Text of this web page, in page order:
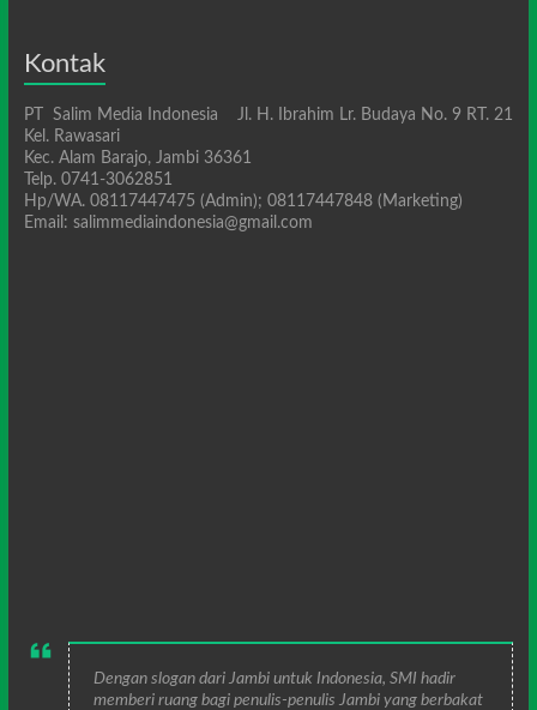
Kontak
PT Salim Media Indonesia Jl. H. Ibrahim Lr. Budaya No. 9 RT. 21
Kel. Rawasari
Kec. Alam Barajo, Jambi 36361
Telp. 0741-3062851
Hp/WA. 08117447475 (Admin); 08117447848 (Marketing)
Email: salimmediaindonesia@gmail.com
Dengan slogan dari Jambi untuk Indonesia, SMI hadir
memberi ruang bagi penulis-penulis Jambi yang berbakat